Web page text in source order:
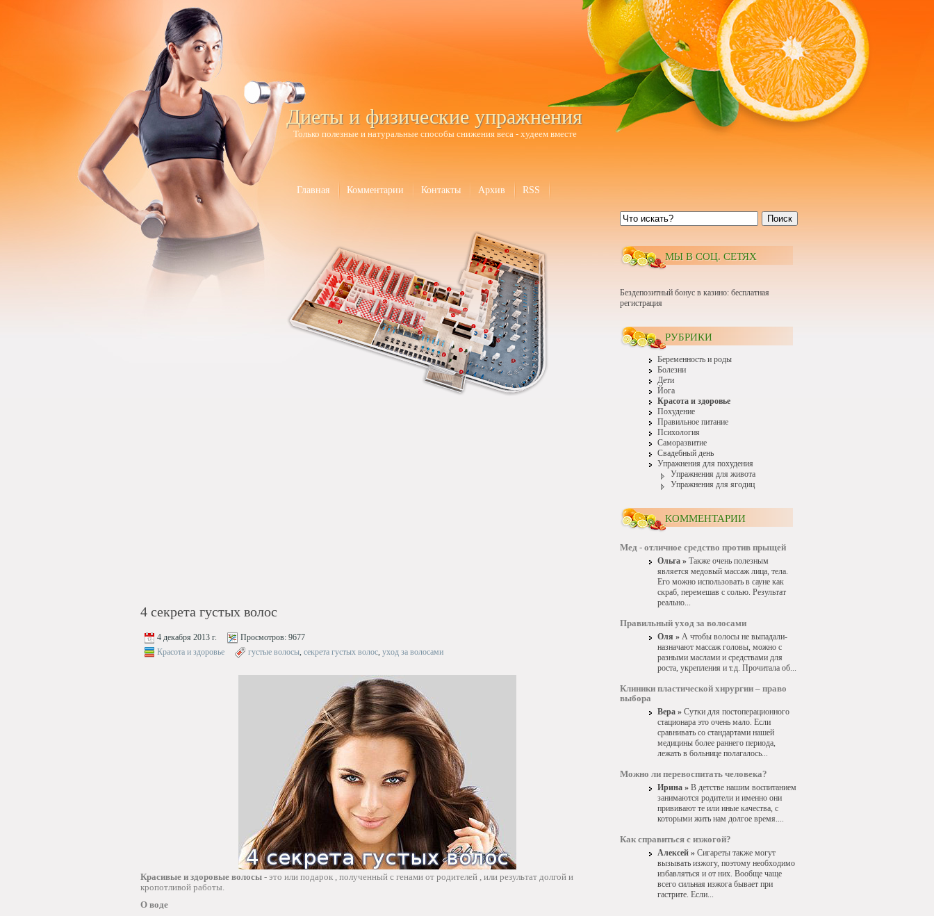
Диеты и физические упражнения
Только полезные и натуральные способы снижения веса - худеем вместе
Главная Комментарии Контакты Архив RSS
4 секрета густых волос
4 декабря 2013 г. Просмотров: 9677
Красота и здоровье
густые волосы, секрета густых волос, уход за волосами
Красивые и здоровые волосы - это или подарок , полученный с генами от родителей , или результат долгой и
кропотливой работы.
О воде
Поиск
МЫ В СОЦ. СЕТЯХ
Бездепозитный бонус в казино: бесплатная
регистрация
РУБРИКИ
Беременность и роды
Болезни
Дети
Йога
Красота и здоровье
Похудение
Правильное питание
Психология
Саморазвитие
Свадебный день
Упражнения для похудения
Упражнения для живота
Упражнения для ягодиц
КОММЕНТАРИИ
Мед - отличное средство против прыщей
Ольга » Также очень полезным
является медовый массаж лица, тела.
Его можно использовать в сауне как
скраб, перемешав с солью. Результат
реально...
Правильный уход за волосами
Оля » А чтобы волосы не выпадали-
назначают массаж головы, можно с
разными маслами и средствами для
роста, укрепления и т.д. Прочитала об...
Клиники пластической хирургии – право
выбора
Вера » Сутки для постоперационного
стационара это очень мало. Если
сравнивать со стандартами нашей
медицины более раннего периода,
лежать в больнице полагалось...
Можно ли перевоспитать человека?
Ирина » В детстве нашим воспитанием
занимаются родители и именно они
прививают те или иные качества, с
которыми жить нам долгое время....
Как справиться с изжогой?
Алексей » Сигареты также могут
вызывать изжогу, поэтому необходимо
избавляться и от них. Вообще чаще
всего сильная изжога бывает при
гастрите. Если...